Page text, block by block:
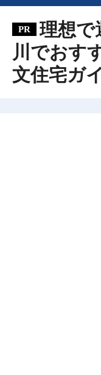
理想で
川でおす
文住宅ガ